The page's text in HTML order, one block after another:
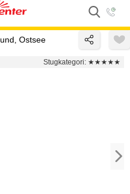
Ostsee
Stugkategori: ★★★★★